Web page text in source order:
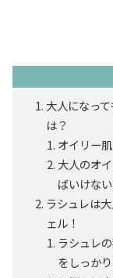
大人になっ
は？
オイリー
大人のオ
ばいけな
ラシュレは
ェル！
ラシュレ
をしっか